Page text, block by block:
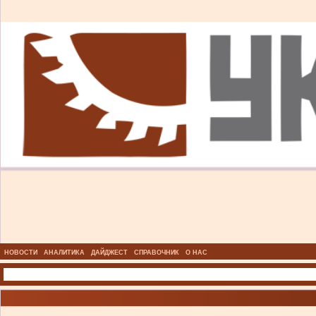
НОВОСТИ АНАЛИТИКА ДАЙДЖЕСТ СПРАВОЧНИК О НАС